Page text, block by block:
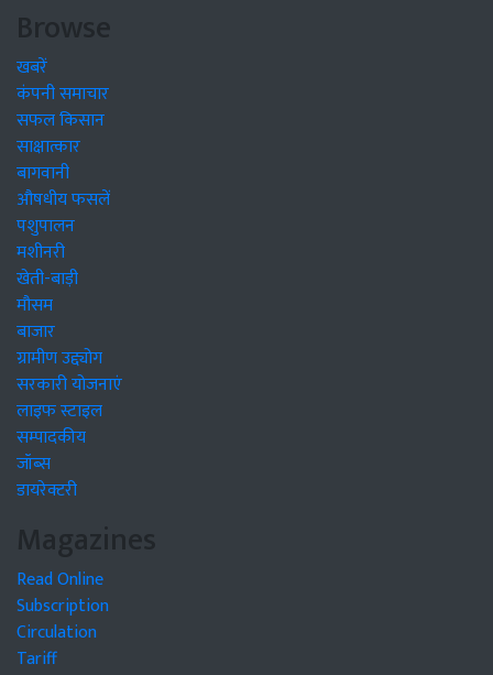
Browse
खबरें
कंपनी समाचार
सफल किसान
साक्षात्कार
बागवानी
औषधीय फसलें
पशुपालन
मशीनरी
खेती-बाड़ी
मौसम
बाजार
ग्रामीण उद्द्योग
सरकारी योजनाएं
लाइफ स्टाइल
सम्पादकीय
जॉब्स
डायरेक्टरी
Magazines
Read Online
Subscription
Circulation
Tariff